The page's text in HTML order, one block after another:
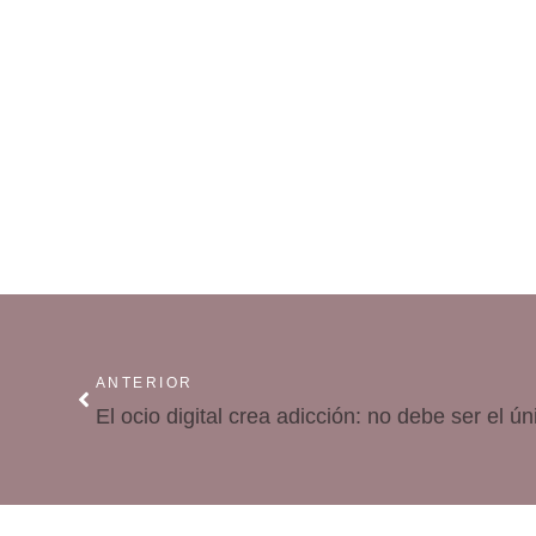
ANTERIOR
El ocio digital crea adicción: no debe ser el